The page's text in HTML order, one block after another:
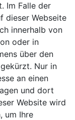
Im Falle der
dieser Webseite
innerhalb von
oder in
über den
Nur in
an einen
und dort
Website wird
um Ihre